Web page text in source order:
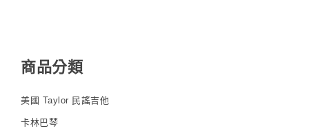
商品分類
美國 Taylor 民謠吉他
卡林巴琴